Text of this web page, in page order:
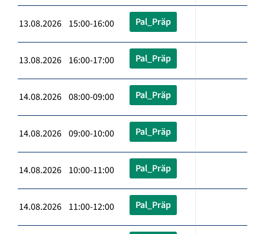
13.08.2026 15:00-16:00 Pal_Präp
13.08.2026 16:00-17:00 Pal_Präp
14.08.2026 08:00-09:00 Pal_Präp
14.08.2026 09:00-10:00 Pal_Präp
14.08.2026 10:00-11:00 Pal_Präp
14.08.2026 11:00-12:00 Pal_Präp